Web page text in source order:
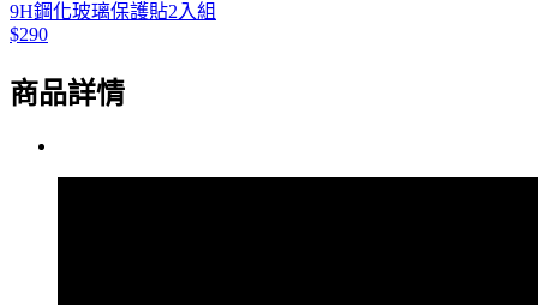
9H鋼化玻璃保護貼2入組
$290
商品詳情